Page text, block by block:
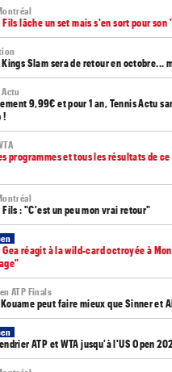
lâche un set mais s'en sort pour
Slam sera de retour en octobre...
Actu
9,99€ et pour 1 an, Tennis Actu
!
programmes et tous les résultats de
: "C'est un peu mon vrai retour"
Gea réagit à la wild-card octroyée à
ATP Finals
peut faire mieux que Sinner et
ATP et WTA jusqu'à l'US Open